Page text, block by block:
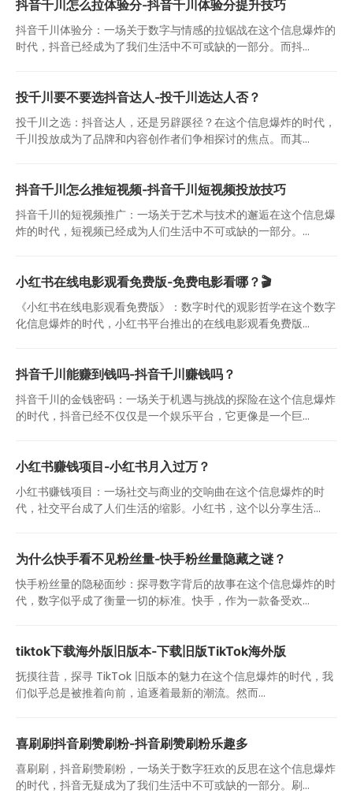
抖音千川怎么拉体验分-抖音千川体验分提升技巧
抖音千川体验分：一场关于数字与情感的拉锯战在这个信息爆炸的
时代，抖音已经成为了我们生活中不可或缺的一部分。而抖...
投千川要不要选抖音达人-投千川选达人否？
投千川之选：抖音达人，还是另辟蹊径？在这个信息爆炸的时代，
千川投放成为了品牌和内容创作者们争相探讨的焦点。而其...
抖音千川怎么推短视频-抖音千川短视频投放技巧
抖音千川的短视频推广：一场关于艺术与技术的邂逅在这个信息爆
炸的时代，短视频已经成为人们生活中不可或缺的一部分。...
小红书在线电影观看免费版-免费电影看哪？🎬
《小红书在线电影观看免费版》：数字时代的观影哲学在这个数字
化信息爆炸的时代，小红书平台推出的在线电影观看免费版...
抖音千川能赚到钱吗-抖音千川赚钱吗？
抖音千川的金钱密码：一场关于机遇与挑战的探险在这个信息爆炸
的时代，抖音已经不仅仅是一个娱乐平台，它更像是一个巨...
小红书赚钱项目-小红书月入过万？
小红书赚钱项目：一场社交与商业的交响曲在这个信息爆炸的时
代，社交平台成了人们生活的缩影。小红书，这个以分享生活...
为什么快手看不见粉丝量-快手粉丝量隐藏之谜？
快手粉丝量的隐秘面纱：探寻数字背后的故事在这个信息爆炸的时
代，数字似乎成了衡量一切的标准。快手，作为一款备受欢...
tiktok下载海外版旧版本-下载旧版TikTok海外版
抚摸往昔，探寻 TikTok 旧版本的魅力在这个信息爆炸的时代，我
们似乎总是被推着向前，追逐着最新的潮流。然而...
喜刷刷抖音刷赞刷粉-抖音刷赞刷粉乐趣多
喜刷刷，抖音刷赞刷粉，一场关于数字狂欢的反思在这个信息爆炸
的时代，抖音无疑成为了我们生活中不可或缺的一部分。刷...